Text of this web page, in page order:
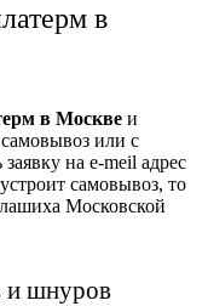
в
в Москве и
или с
на e-meil адрес
самовывоз, то
Московской
и шнуров